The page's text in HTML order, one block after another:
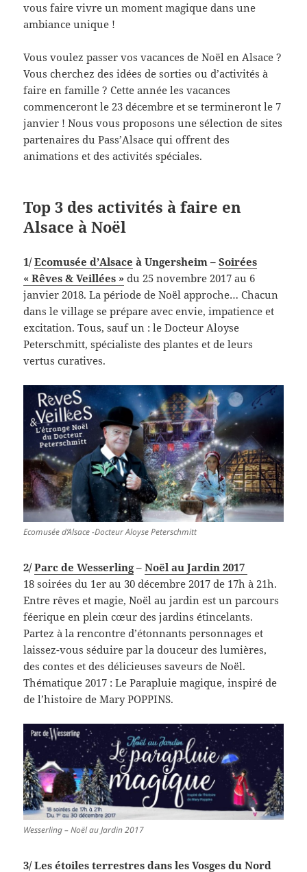
vous faire vivre un moment magique dans une
ambiance unique !
Vous voulez passer vos vacances de Noël en Alsace ?
Vous cherchez des idées de sorties ou d’activités à
faire en famille ? Cette année les vacances
commenceront le 23 décembre et se termineront le 7
janvier ! Nous vous proposons une sélection de sites
partenaires du Pass’Alsace qui offrent des
animations et des activités spéciales.
Top 3 des activités à faire en
Alsace à Noël
1/Ecomusée d’Alsace à Ungersheim –Soirées
« Rêves & Veillées » du 25 novembre 2017 au 6
janvier 2018. La période de Noël approche… Chacun
dans le village se prépare avec envie, impatience et
excitation. Tous, sauf un : le Docteur Aloyse
Peterschmitt, spécialiste des plantes et de leurs
vertus curatives.
Ecomusée d’Alsace -Docteur Aloyse Peterschmitt
2/Parc de Wesserling–Noël au Jardin 2017
18 soirées du 1er au 30 décembre 2017 de 17h à 21h.
Entre rêves et magie, Noël au jardin est un parcours
féerique en plein cœur des jardins étincelants.
Partez à la rencontre d’étonnants personnages et
laissez-vous séduire par la douceur des lumières,
des contes et des délicieuses saveurs de Noël.
Thématique 2017 : Le Parapluie magique, inspiré de
de l’histoire de Mary POPPINS.
Wesserling – Noël au Jardin 2017
3/Les étoiles terrestres dans les Vosges du Nord